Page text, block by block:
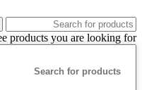
products you are looking for.